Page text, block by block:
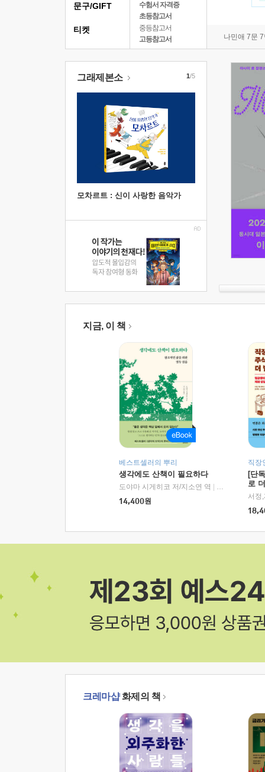
수험서 자격증
초등참고서
중등참고서
고등참고서
나민애 7문
문구/GIFT
티켓
그래제본소
모차르트 : 신이 사랑한 음악가
1/5
지금, 이 책
베스트셀러의 뿌리
생각에도 산책이 필요하다
도야마 시게히코 저/지소연 역
알에이치코리
14,400원
직장
[단
로
크레마샵화제의 책